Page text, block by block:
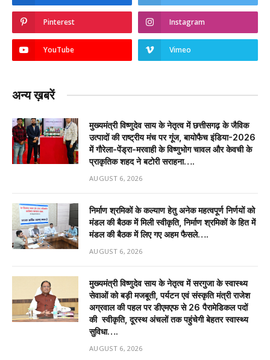
Pinterest Instagram
YouTube Vimeo
अन्य ख़बरें
मुख्यमंत्री विष्णुदेव साय के नेतृत्व में छत्तीसगढ़ के जैविक
उत्पादों की राष्ट्रीय मंच पर गूंज, बायोफैच इंडिया-2026
में गौरेला-पेंड्रा-मरवाही के विष्णुभोग चावल और केवची के
प्राकृतिक शहद ने बटोरी सराहना….
AUGUST 6, 2026
निर्माण श्रमिकों के कल्याण हेतु अनेक महत्वपूर्ण निर्णयों को
मंडल की बैठक में मिली स्वीकृति, निर्माण श्रमिकों के हित में
मंडल की बैठक में लिए गए अहम फैसले….
AUGUST 6, 2026
मुख्यमंत्री विष्णुदेव साय के नेतृत्व में सरगुजा के स्वास्थ्य
सेवाओं को बड़ी मजबूती, पर्यटन एवं संस्कृति मंत्री राजेश
अग्रवाल की पहल पर डीएमएफ से 26 पैरामेडिकल पदों
की स्वीकृति, दूरस्थ अंचलों तक पहुंचेगी बेहतर स्वास्थ्य
सुविधा….
AUGUST 6, 2026